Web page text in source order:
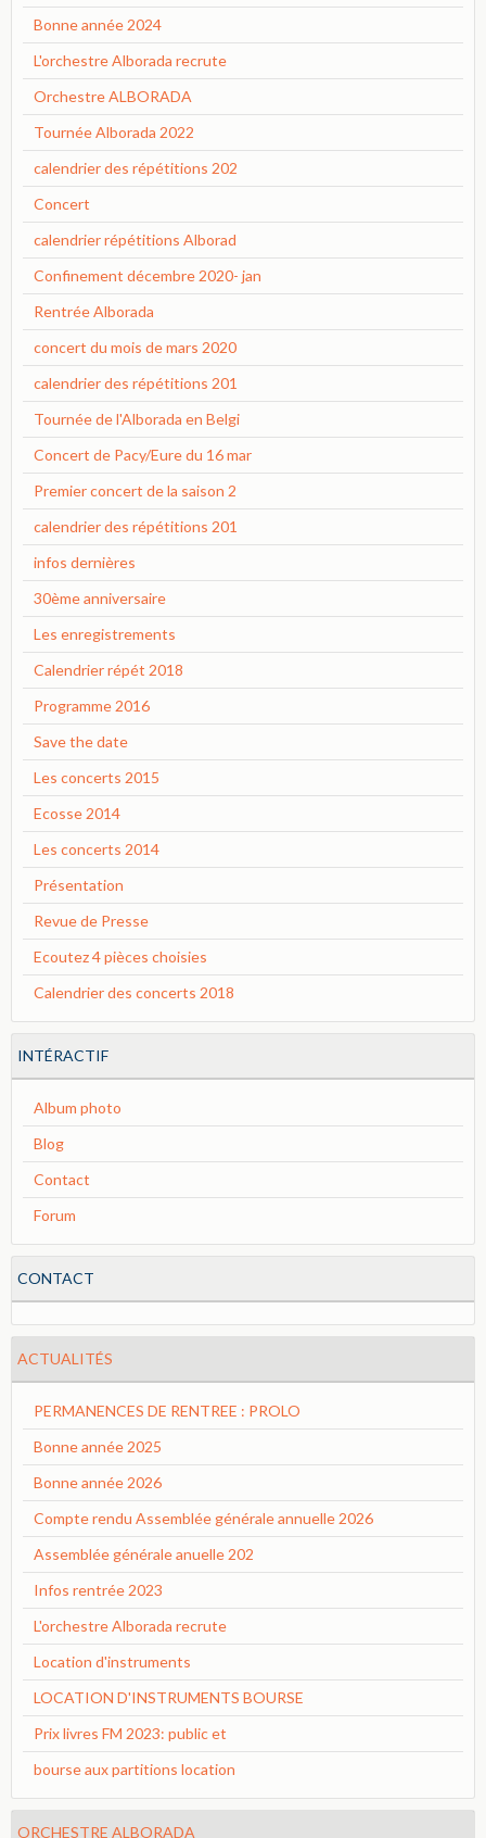
Bonne année 2024
L'orchestre Alborada recrute
Orchestre ALBORADA
Tournée Alborada 2022
calendrier des répétitions 202
Concert
calendrier répétitions Alborad
Confinement décembre 2020- jan
Rentrée Alborada
concert du mois de mars 2020
calendrier des répétitions 201
Tournée de l'Alborada en Belgi
Concert de Pacy/Eure du 16 mar
Premier concert de la saison 2
calendrier des répétitions 201
infos dernières
30ème anniversaire
Les enregistrements
Calendrier répét 2018
Programme 2016
Save the date
Les concerts 2015
Ecosse 2014
Les concerts 2014
Présentation
Revue de Presse
Ecoutez 4 pièces choisies
Calendrier des concerts 2018
INTÉRACTIF
Album photo
Blog
Contact
Forum
CONTACT
ACTUALITÉS
PERMANENCES DE RENTREE : PROLO
Bonne année 2025
Bonne année 2026
Compte rendu Assemblée générale annuelle 2026
Assemblée générale anuelle 202
Infos rentrée 2023
L'orchestre Alborada recrute
Location d'instruments
LOCATION D'INSTRUMENTS BOURSE
Prix livres FM 2023: public et
bourse aux partitions location
ORCHESTRE ALBORADA